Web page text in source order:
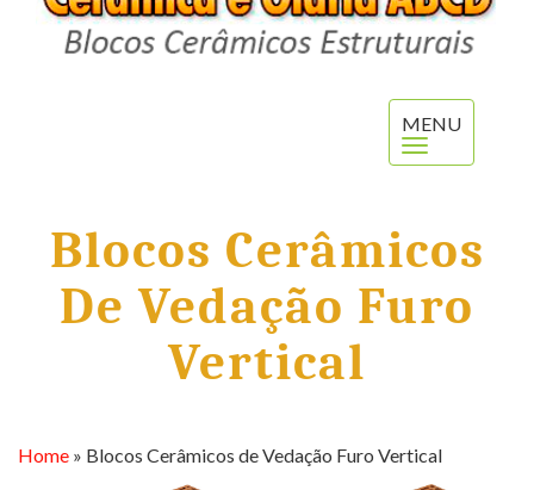
MENU
Blocos Cerâmicos
De Vedação Furo
Vertical
Home » Blocos Cerâmicos de Vedação Furo Vertical